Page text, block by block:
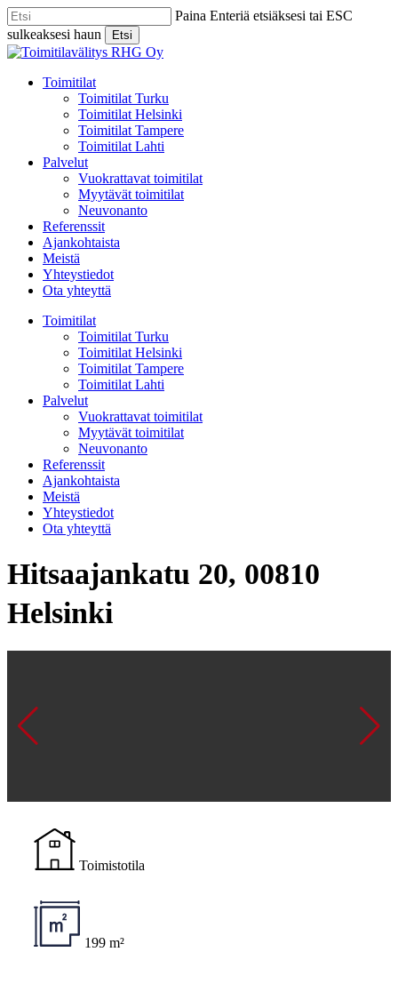
Skip
to
main
content
Paina Enteriä etsiäksesi tai ESC
sulkeaksesi haun
Etsi
Close
Menu
Toimitilat
Toimitilat Turku
Toimitilat Helsinki
Toimitilat Tampere
Toimitilat Lahti
Palvelut
Vuokrattavat toimitilat
Myytävät toimitilat
Neuvonanto
Referenssit
Ajankohtaista
Meistä
Yhteystiedot
Ota yhteyttä
Toimitilat
Toimitilat Turku
Toimitilat Helsinki
Toimitilat Tampere
Toimitilat Lahti
Palvelut
Vuokrattavat toimitilat
Myytävät toimitilat
Neuvonanto
Referenssit
Ajankohtaista
Meistä
Yhteystiedot
Ota yhteyttä
Hitsaajankatu 20, 00810
Helsinki
Toimistotila
199 m²